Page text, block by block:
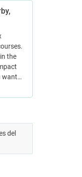
the
want…
del